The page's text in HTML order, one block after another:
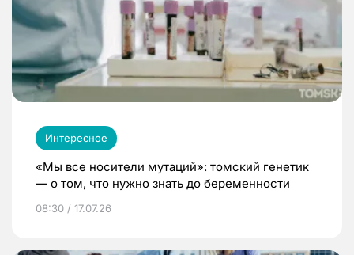
Интересное
«Мы все носители мутаций»: томский генетик
— о том, что нужно знать до беременности
08:30 / 17.07.26